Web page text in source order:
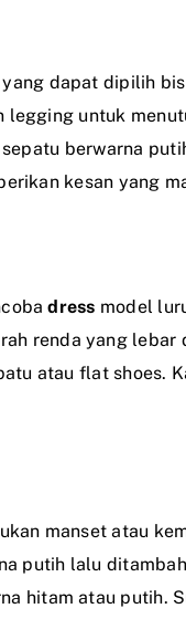
dapat dipilih
legging untuk
berwarna
kesan yang
dress model
renda yang lebar
atau flat shoes.
manset atau
putih lalu
hitam atau putih.